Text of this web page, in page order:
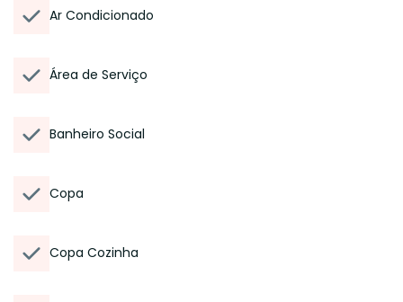
Ar Condicionado
Área de Serviço
Banheiro Social
Copa
Copa Cozinha